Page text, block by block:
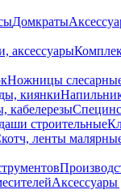
Домкраты
аксессуары
Ножницы
киянки
кабелерезы
строительные
ленты
Аксессуары